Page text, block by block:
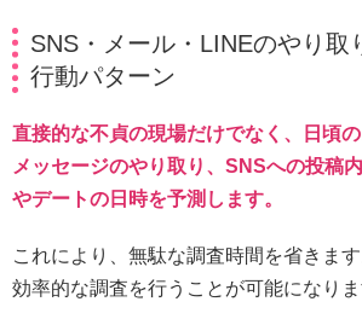
SNS・メール・LINEのやり取
行動パターン
直接的な不貞の現場だけでなく、日頃
メッセージのやり取り、SNSへの投稿
やデートの日時を予測します。
これにより、無駄な調査時間を省きま
効率的な調査を行うことが可能になりま